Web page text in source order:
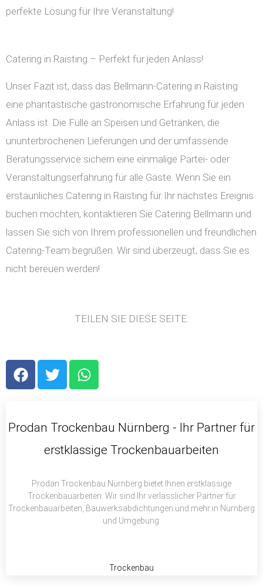
perfekte Lösung für Ihre Veranstaltung!
Catering in Raisting – Perfekt für jeden Anlass!
Unser Fazit ist, dass das Bellmann-Catering in Raisting
eine phantastische gastronomische Erfahrung für jeden
Anlass ist. Die Fülle an Speisen und Getränken, die
ununterbrochenen Lieferungen und der umfassende
Beratungsservice sichern eine einmalige Partei- oder
Veranstaltungserfahrung für alle Gäste. Wenn Sie ein
erstaunliches Catering in Raisting für Ihr nächstes Ereignis
buchen möchten, kontaktieren Sie Catering Bellmann und
lassen Sie sich von Ihrem professionellen und freundlichen
Catering-Team begrüßen. Wir sind überzeugt, dass Sie es
nicht bereuen werden!
TEILEN SIE DIESE SEITE:
F
a
b
T
w
t
r
W
h
s
p
Prodan Trockenbau Nürnberg - Ihr Partner für
erstklassige Trockenbauarbeiten
Prodan Trockenbau Nürnberg bietet Ihnen erstklassige
Trockenbauarbeiten. Wir sind Ihr verlässlicher Partner für
Trockenbauarbeiten, Bauwerksabdichtungen und mehr in Nürnberg
und Umgebung.
Trockenbau